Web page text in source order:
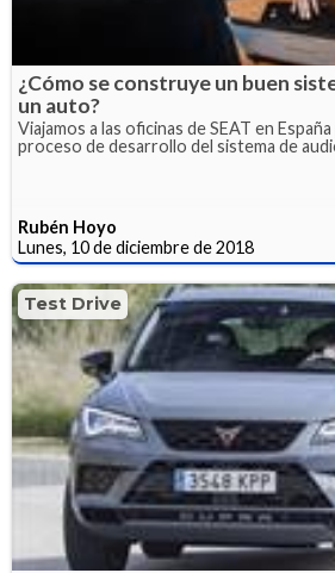
¿Cómo se construye un buen
un auto?
Viajamos a las oficinas de SEAT en
proceso de desarrollo del sistema de
Rubén Hoyo
Lunes, 10 de diciembre de 2018
Test Drive